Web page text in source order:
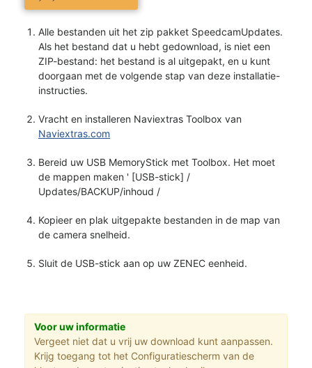
Alle bestanden uit het zip pakket SpeedcamUpdates.
Als het bestand dat u hebt gedownload, is niet een
ZIP-bestand: het bestand is al uitgepakt, en u kunt
doorgaan met de volgende stap van deze installatie-
instructies.
Vracht en installeren Naviextras Toolbox van
Naviextras.com
Bereid uw USB MemoryStick met Toolbox. Het moet
de mappen maken ' [USB-stick] /
Updates/BACKUP/inhoud /
Kopieer en plak uitgepakte bestanden in de map van
de camera snelheid.
Sluit de USB-stick aan op uw ZENEC eenheid.
Voor uw informatie
Vergeet niet dat u vrij uw download kunt aanpassen.
Krijg toegang tot het Configuratiescherm van de